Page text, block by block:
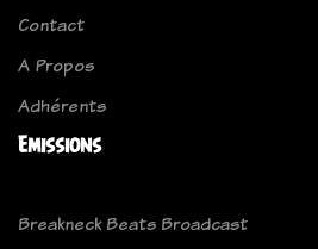
Contact
A Propos
Adhérents
Emissions
Breakneck Beats Broadcast